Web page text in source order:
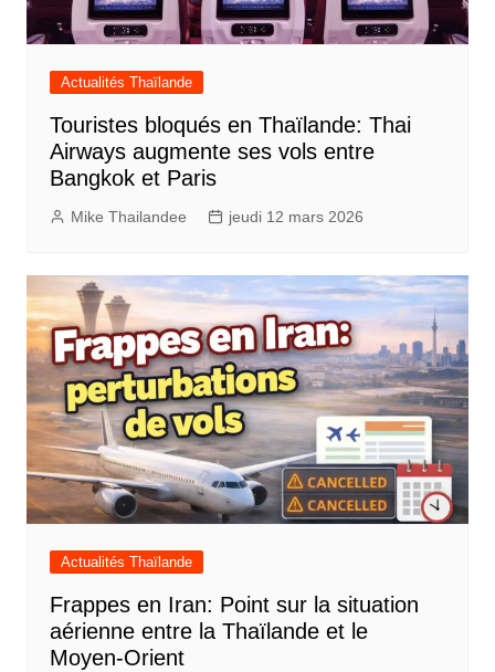
Actualités Thaïlande
Touristes bloqués en Thaïlande: Thai
Airways augmente ses vols entre
Bangkok et Paris
Mike Thailandee jeudi 12 mars 2026
Actualités Thaïlande
Frappes en Iran: Point sur la situation
aérienne entre la Thaïlande et le
Moyen-Orient